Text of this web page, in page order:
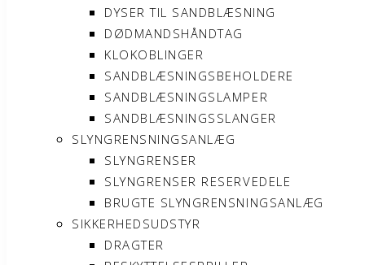
DYSER TIL SANDBLÆSNING
DØDMANDSHÅNDTAG
KLOKOBLINGER
SANDBLÆSNINGSBEHOLDERE
SANDBLÆSNINGSLAMPER
SANDBLÆSNINGSSLANGER
SLYNGRENSNINGSANLÆG
SLYNGRENSER
SLYNGRENSER RESERVEDELE
BRUGTE SLYNGRENSNINGSANLÆG
SIKKERHEDSUDSTYR
DRAGTER